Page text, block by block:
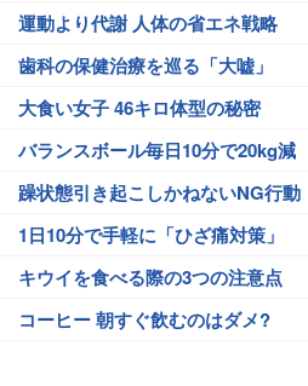
運動より代謝 人体の省エネ戦略
歯科の保健治療を巡る「大嘘」
大食い女子 46キロ体型の秘密
バランスボール毎日10分で20kg減
躁状態引き起こしかねないNG行動
1日10分で手軽に「ひざ痛対策」
キウイを食べる際の3つの注意点
コーヒー 朝すぐ飲むのはダメ?